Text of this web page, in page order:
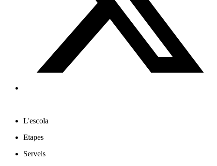
L'escola
Etapes
Serveis